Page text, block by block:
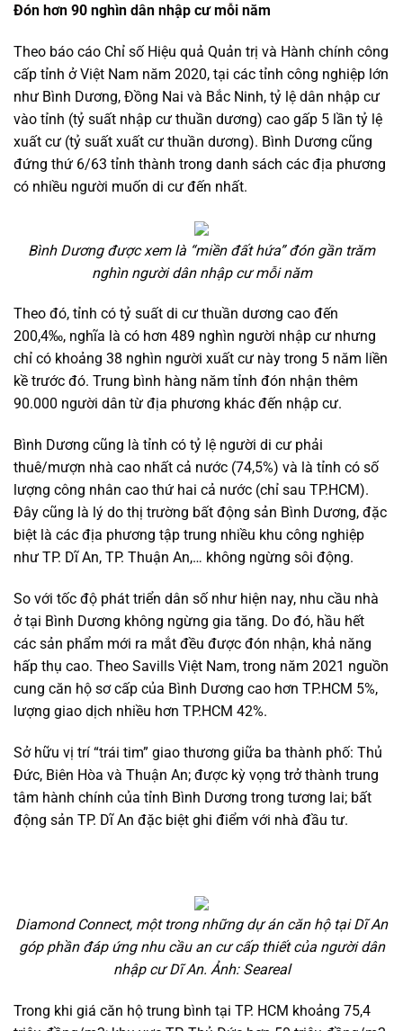
Đón hơn 90 nghìn dân nhập cư mỗi năm
Theo báo cáo Chỉ số Hiệu quả Quản trị và Hành chính công
cấp tỉnh ở Việt Nam năm 2020, tại các tỉnh công nghiệp lớn
như Bình Dương, Đồng Nai và Bắc Ninh, tỷ lệ dân nhập cư
vào tỉnh (tỷ suất nhập cư thuần dương) cao gấp 5 lần tỷ lệ
xuất cư (tỷ suất xuất cư thuần dương). Bình Dương cũng
đứng thứ 6/63 tỉnh thành trong danh sách các địa phương
có nhiều người muốn di cư đến nhất.
Bình Dương được xem là “miền đất hứa” đón gần trăm
nghìn người dân nhập cư mỗi năm
Theo đó, tỉnh có tỷ suất di cư thuần dương cao đến
200,4‰, nghĩa là có hơn 489 nghìn người nhập cư nhưng
chỉ có khoảng 38 nghìn người xuất cư này trong 5 năm liền
kề trước đó. Trung bình hàng năm tỉnh đón nhận thêm
90.000 người dân từ địa phương khác đến nhập cư.
Bình Dương cũng là tỉnh có tỷ lệ người di cư phải
thuê/mượn nhà cao nhất cả nước (74,5%) và là tỉnh có số
lượng công nhân cao thứ hai cả nước (chỉ sau TP.HCM).
Đây cũng là lý do thị trường bất động sản Bình Dương, đặc
biệt là các địa phương tập trung nhiều khu công nghiệp
như TP. Dĩ An, TP. Thuận An,… không ngừng sôi động.
So với tốc độ phát triển dân số như hiện nay, nhu cầu nhà
ở tại Bình Dương không ngừng gia tăng. Do đó, hầu hết
các sản phẩm mới ra mắt đều được đón nhận, khả năng
hấp thụ cao. Theo Savills Việt Nam, trong năm 2021 nguồn
cung căn hộ sơ cấp của Bình Dương cao hơn TP.HCM 5%,
lượng giao dịch nhiều hơn TP.HCM 42%.
Sở hữu vị trí “trái tim” giao thương giữa ba thành phố: Thủ
Đức, Biên Hòa và Thuận An; được kỳ vọng trở thành trung
tâm hành chính của tỉnh Bình Dương trong tương lai; bất
động sản TP. Dĩ An đặc biệt ghi điểm với nhà đầu tư.
Diamond Connect, một trong những dự án căn hộ tại Dĩ An
góp phần đáp ứng nhu cầu an cư cấp thiết của người dân
nhập cư Dĩ An. Ảnh: Seareal
Trong khi giá căn hộ trung bình tại TP. HCM khoảng 75,4